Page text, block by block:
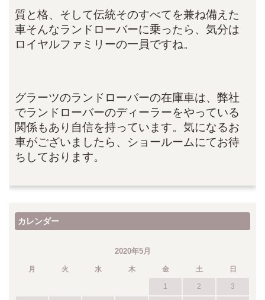
質と格、そして伝統そのすべてを兼ね備えた
車そんなランドローバーに乗ったら、気分は
ロイヤルファミリーの一員ですね。
グラーツのランドローバーの在庫車は、弊社
でランドローバーのディーラーをやっている
関係もあり自信を持っています。気になるお
車がございましたら、ショールームにてお待
ちしております。
カレンダー
2020年5月
月 火 水 木 金 土 日
1 2 3